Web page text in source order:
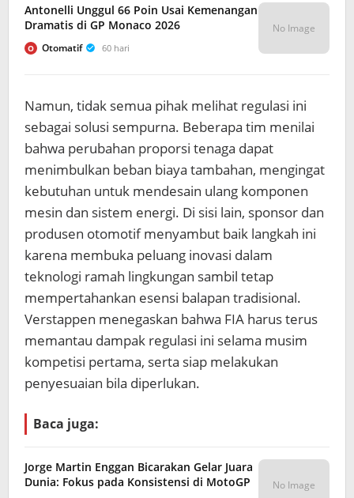
Antonelli Unggul 66 Poin Usai Kemenangan
Dramatis di GP Monaco 2026
O Otomatif 60 hari
No Image
Namun, tidak semua pihak melihat regulasi ini
sebagai solusi sempurna. Beberapa tim menilai
bahwa perubahan proporsi tenaga dapat
menimbulkan beban biaya tambahan, mengingat
kebutuhan untuk mendesain ulang komponen
mesin dan sistem energi. Di sisi lain, sponsor dan
produsen otomotif menyambut baik langkah ini
karena membuka peluang inovasi dalam
teknologi ramah lingkungan sambil tetap
mempertahankan esensi balapan tradisional.
Verstappen menegaskan bahwa FIA harus terus
memantau dampak regulasi ini selama musim
kompetisi pertama, serta siap melakukan
penyesuaian bila diperlukan.
Baca juga:
Jorge Martin Enggan Bicarakan Gelar Juara
Dunia: Fokus pada Konsistensi di MotoGP
No Image